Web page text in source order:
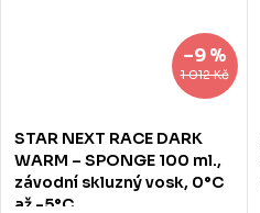
1 012 Kč
–9 %
STAR NEXT RACE DARK
WARM – SPONGE 100 ml.,
závodní skluzný vosk, 0°C
až -5°C